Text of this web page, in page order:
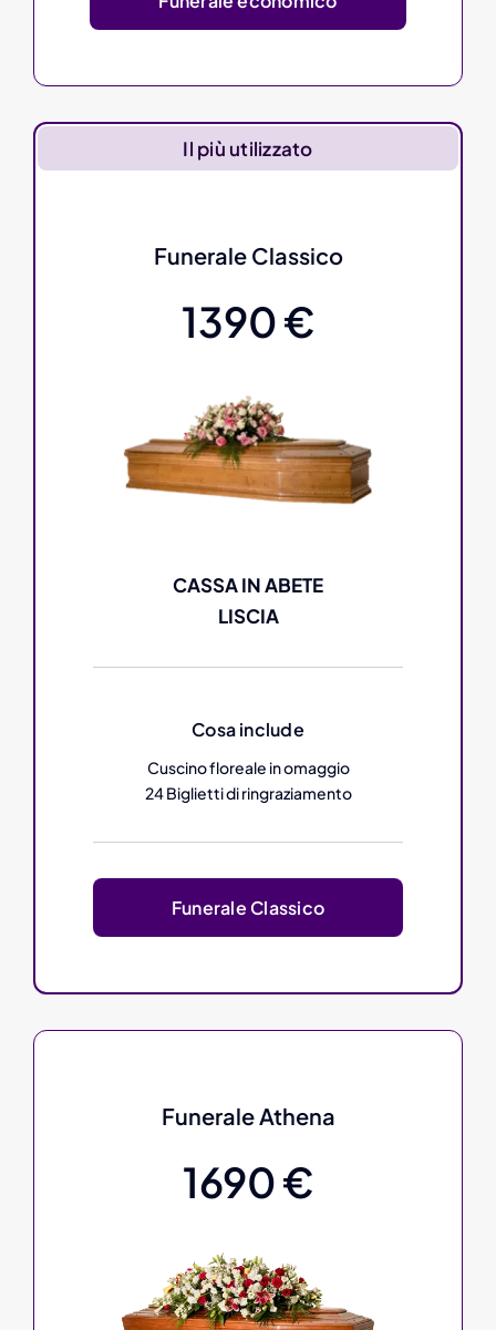
Il più utilizzato
Funerale Classico
1390 €
CASSA IN ABETE
LISCIA
Cosa include
Cuscino floreale in omaggio
24 Biglietti di ringraziamento
Funerale Classico
Funerale Athena
1690 €